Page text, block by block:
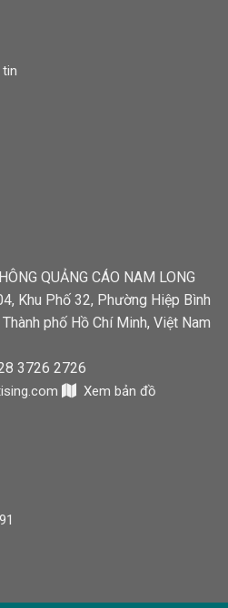
QUẢNG CÁO NAM LONG
Khu Phố 32, Phường Hiệp Bình
phố Hồ Chí Minh, Việt Nam
3726 2726
Xem bản đồ